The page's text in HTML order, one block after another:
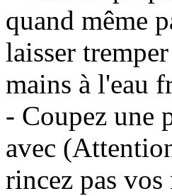
quand même
laisser
mains à l'eau
- Coupez une
avec
rincez pas